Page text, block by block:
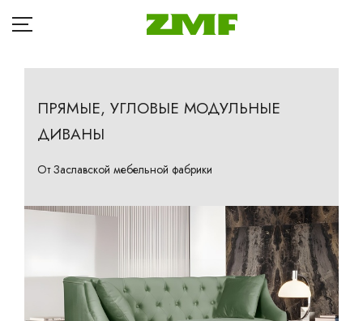
ГЛАВНАЯ
КАТАЛОГ
БЛОГ
ДОСТАВКА
РАССРОЧКА
ПРЯМЫЕ, УГЛОВЫЕ МОДУЛЬНЫЕ
ДИВАНЫ
От Заславской мебельной фабрики